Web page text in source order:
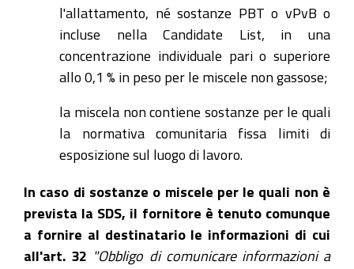
l'allattamento, né sostanze PBT o vPvB o
incluse nella Candidate List, in una
concentrazione individuale pari o superiore
allo 0,1 % in peso per le miscele non gassose;
la miscela non contiene sostanze per le quali
la normativa comunitaria fissa limiti di
esposizione sul luogo di lavoro.
In caso di sostanze o miscele per le quali non è
prevista la SDS, il fornitore è tenuto comunque
a fornire al destinatario le informazioni di cui
all'art. 32
"Obbligo di comunicare informazioni a